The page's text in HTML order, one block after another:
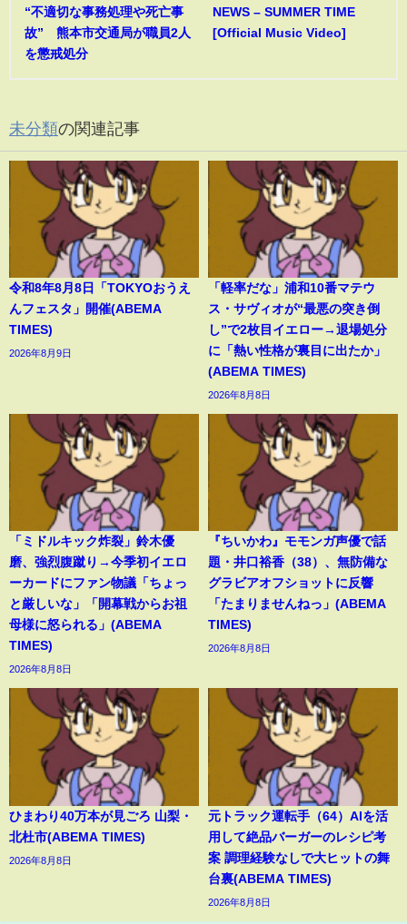
“不適切な事務処理や死亡事
故” 熊本市交通局が職員2人
を懲戒処分
NEWS – SUMMER TIME
[Official Music Video]
未分類の関連記事
令和8年8月8日「TOKYOおうえ
んフェスタ」開催(ABEMA
TIMES)
2026年8月9日
「軽率だな」浦和10番マテウ
ス・サヴィオが“最悪の突き倒
し”で2枚目イエロー→退場処分
に「熱い性格が裏目に出たか」
(ABEMA TIMES)
2026年8月8日
「ミドルキック炸裂」鈴木優
磨、強烈腹蹴り→今季初イエロ
ーカードにファン物議「ちょっ
と厳しいな」「開幕戦からお祖
母様に怒られる」(ABEMA
TIMES)
2026年8月8日
『ちいかわ』モモンガ声優で話
題・井口裕香（38）、無防備な
グラビアオフショットに反響
「たまりませんねっ」(ABEMA
TIMES)
2026年8月8日
ひまわり40万本が見ごろ 山梨・
北杜市(ABEMA TIMES)
2026年8月8日
元トラック運転手（64）AIを活
用して絶品バーガーのレシピ考
案 調理経験なしで大ヒットの舞
台裏(ABEMA TIMES)
2026年8月8日